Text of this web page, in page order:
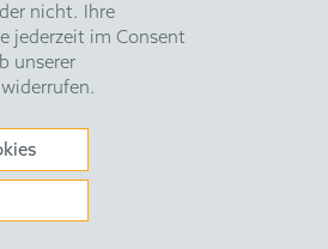
nicht. Ihre
jederzeit im Consent
unserer
widerrufen.